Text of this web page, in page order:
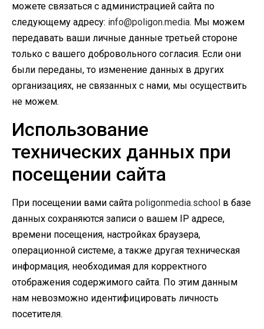
можете связаться с администрацией сайта по
следующему адресу: info@poligon.media. Мы можем
передавать ваши личные данные третьей стороне
только с вашего добровольного согласия. Если они
были переданы, то изменение данных в других
организациях, не связанных с нами, мы осуществить
не можем.
Использование
технических данных при
посещении сайта
При посещении вами сайта poligonmedia.school в базе
данных сохраняются записи о вашем IP адресе,
времени посещения, настройках браузера,
операционной системе, а также другая техническая
информация, необходимая для корректного
отображения содержимого сайта. По этим данным
нам невозможно идентифицировать личность
посетителя.